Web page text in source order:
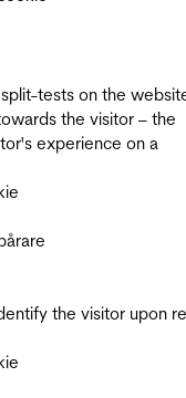
tests on the
the visitor – the
experience on a
the visitor upon